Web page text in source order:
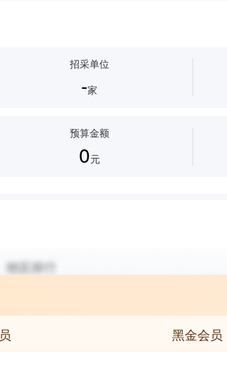
招采单位
-家
预算金额
0元
黑金会员